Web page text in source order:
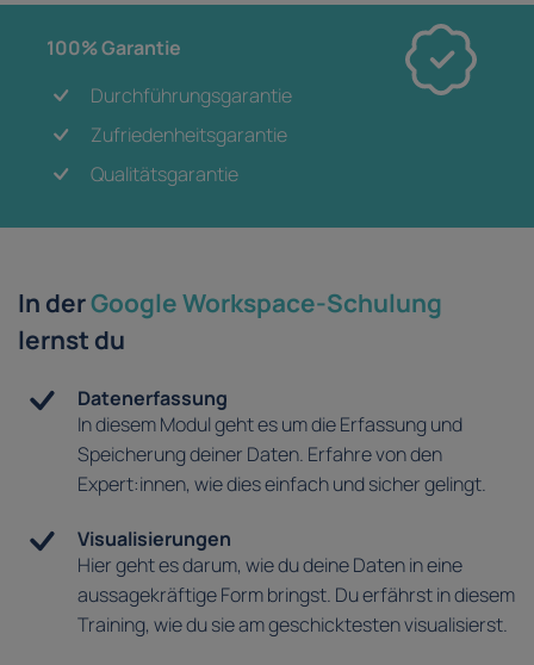
In derGoogle Workspace-Schulung
lernst du
Datenerfassung
In diesem Modul geht es um die Erfassung und
Speicherung deiner Daten. Erfahre von den
Expert:innen, wie dies einfach und sicher gelingt.
Visualisierungen
Hier geht es darum, wie du deine Daten in eine
aussagekräftige Form bringst. Du erfährst in diesem
Training, wie du sie am geschicktesten visualisierst.
100% Garantie
Durchführungsgarantie
Zufriedenheitsgarantie
Qualitätsgarantie